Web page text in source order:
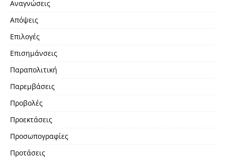
Αναγνώσεις
Απόψεις
Επιλογές
Επισημάνσεις
Παραπολιτική
Παρεμβάσεις
Προβολές
Προεκτάσεις
Προσωπογραφίες
Προτάσεις